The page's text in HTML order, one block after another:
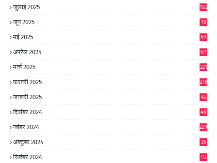
जुलाई 2025 182
जून 2025
10
मई 2025 69
अप्रैल 2025 69
मार्च 2025 221
फ़रवरी 2025 278
जनवरी 2025
42
दिसंबर 2024
40
नवंबर 2024 229
अक्टूबर 2024
26
सितंबर 2024 93